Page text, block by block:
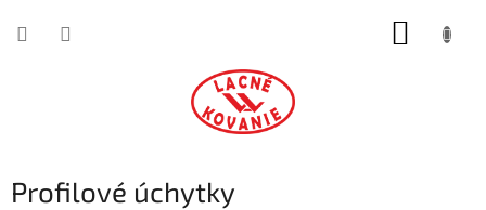
Profilové úchytky